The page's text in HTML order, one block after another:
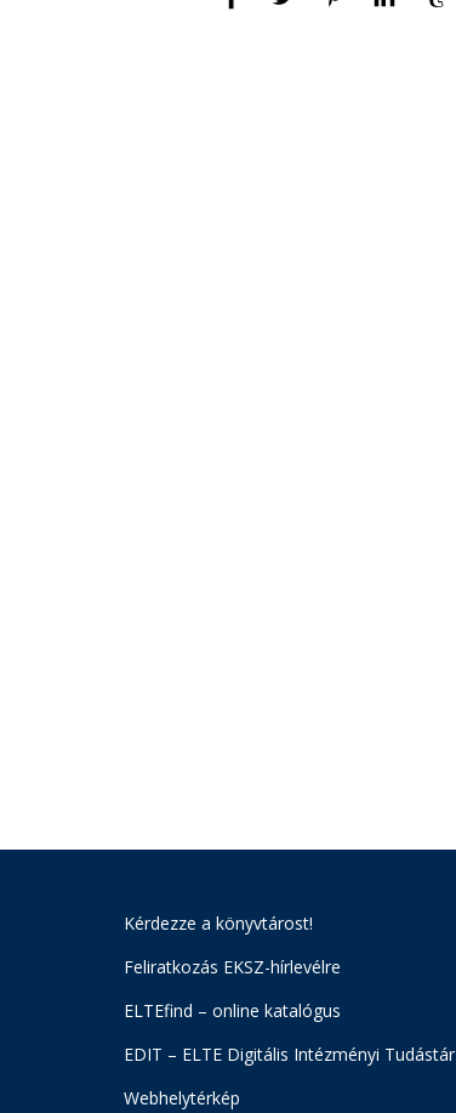
Kérdezze a könyvtárost!
Feliratkozás EKSZ-hírlevélre
ELTEfind – online katalógus
EDIT – ELTE Digitális Intézményi Tudástár
Webhelytérkép